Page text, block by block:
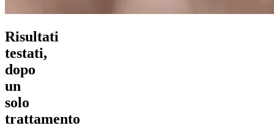
Risultati
testati,
dopo
un
solo
trattamento